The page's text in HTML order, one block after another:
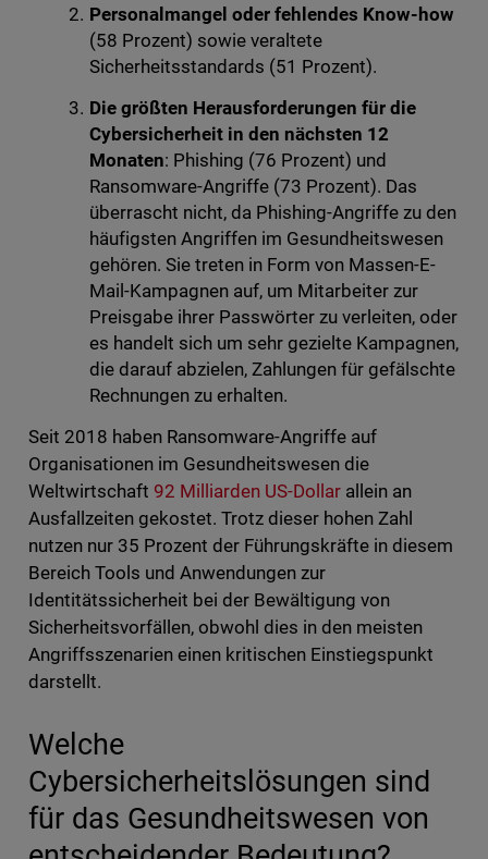
Personalmangel oder fehlendes Know-how
(58 Prozent) sowie veraltete
Sicherheitsstandards (51 Prozent).
Die größten Herausforderungen für die
Cybersicherheit in den nächsten 12
Monaten: Phishing (76 Prozent) und
Ransomware-Angriffe (73 Prozent). Das
überrascht nicht, da Phishing-Angriffe zu den
häufigsten Angriffen im Gesundheitswesen
gehören. Sie treten in Form von Massen-E-
Mail-Kampagnen auf, um Mitarbeiter zur
Preisgabe ihrer Passwörter zu verleiten, oder
es handelt sich um sehr gezielte Kampagnen,
die darauf abzielen, Zahlungen für gefälschte
Rechnungen zu erhalten.
Seit 2018 haben Ransomware-Angriffe auf
Organisationen im Gesundheitswesen die
Weltwirtschaft 92 Milliarden US-Dollar allein an
Ausfallzeiten gekostet. Trotz dieser hohen Zahl
nutzen nur 35 Prozent der Führungskräfte in diesem
Bereich Tools und Anwendungen zur
Identitätssicherheit bei der Bewältigung von
Sicherheitsvorfällen, obwohl dies in den meisten
Angriffsszenarien einen kritischen Einstiegspunkt
darstellt.
Welche
Cybersicherheitslösungen sind
für das Gesundheitswesen von